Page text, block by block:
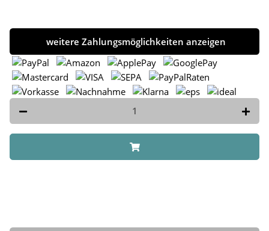
weitere Zahlungsmöglichkeiten anzeigen